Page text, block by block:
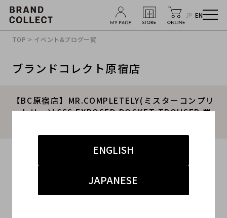
JP EN
ENGLISH
JAPANESE
TOP > イベント&ブログ一覧
ブランドコレクト原宿店
【BC原宿店】MR.COMPLETELY(ミスターコンプリ
ートリー)16SS EXPOSED POCKET TROUSER 買
#原宿店